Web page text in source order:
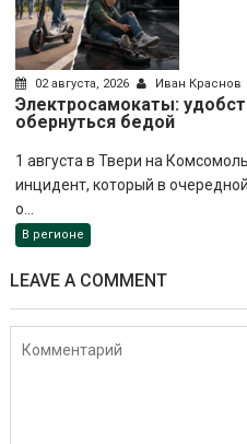
02 августа, 2026 Иван Краснов
Электросамокаты:
обернуться бедой
1 августа в Твери на
инцидент, который в
о...
В регионе
LEAVE A COMMENT